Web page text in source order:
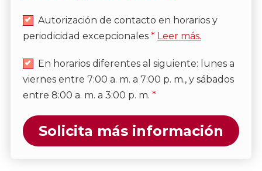
Autorización de contacto en horarios y
periodicidad excepcionales * Leer más.
En horarios diferentes al siguiente: lunes a
viernes entre 7:00 a. m. a 7:00 p. m., y sábados
entre 8:00 a. m. a 3:00 p. m. *
Solicita más información